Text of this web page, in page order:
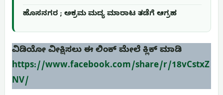
ಹೊಸನಗರ ; ಅಕ್ರಮ ಮದ್ಯ ಮಾರಾಟ ತಡೆಗೆ ಆಗ್ರಹ
ವಿಡಿಯೋ ವೀಕ್ಷಿಸಲು ಈ ಲಿಂಕ್ ಮೇಲೆ ಕ್ಲಿಕ್ ಮಾಡಿ
https://www.facebook.com/share/r/18vCstxZ
NV/